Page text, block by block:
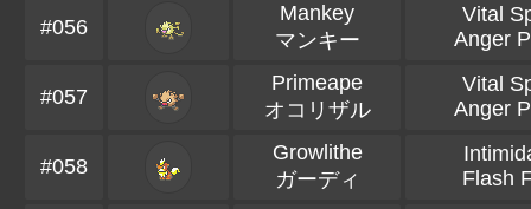
#056
Mankey
マンキー
Vital
Anger
#057
Primeape
オコリザル
Vital
Anger
#058
Growlithe
ガーディ
Flash